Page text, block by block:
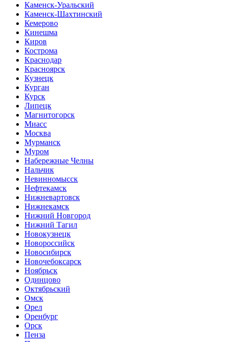
Каменск-Уральский
Каменск-Шахтинский
Кемерово
Кинешма
Киров
Кострома
Краснодар
Красноярск
Кузнецк
Курган
Курск
Липецк
Магнитогорск
Миасс
Москва
Мурманск
Муром
Набережные Челны
Нальчик
Невинномысск
Нефтекамск
Нижневартовск
Нижнекамск
Нижний Новгород
Нижний Тагил
Новокузнецк
Новороссийск
Новосибирск
Новочебоксарск
Ноябрьск
Одинцово
Октябрьский
Омск
Орел
Оренбург
Орск
Пенза